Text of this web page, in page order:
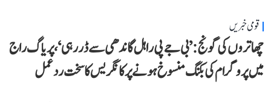
قومی خبریں
چھاتروں کی گونج: ’بی جے پی راہل گاندھی سے ڈر رہی‘، پریاگ راج
میں پروگرام کی بکنگ منسوخ ہونے پر کانگریس کا سخت ردعمل